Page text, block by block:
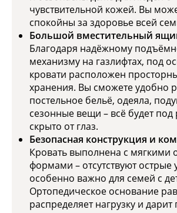
чувствительной кожей. Вы
спокойны за здоровье всей
Большой вместительный
Благодаря надёжному
механизму на газлифтах, под
кровати расположен
хранения. Вы сможете удобно
постельное бельё, одеяла,
сезонные вещи – всё будет под
скрыто от глаз.
Безопасная конструкция и
Кровать выполнена с мягкими
формами – отсутствуют острые
особенно важно для семей с
Ортопедическое основание
распределяет нагрузку и